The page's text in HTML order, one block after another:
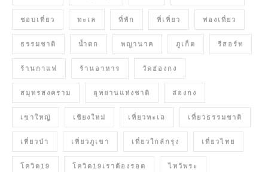
ชอบเที่ยว ทะเล ที่พัก ที่เที่ยว ท่องเที่ยว
ธรรมชาติ น้ำตก พญานาค ภูเก็ต รีสอร์ท
ร้านกาแฟ ร้านอาหาร วัดฮ่องกง
สมุทรสงคราม อุทยานแห่งชาติ ฮ่องกง
เขาใหญ่ เชียงใหม่ เที่ยวทะเล เที่ยวธรรมชาติ
เที่ยวป่า เที่ยวภูเขา เที่ยวใกล้กรุง เที่ยวไทย
โควิด19 โควิด19เราต้องรอด ไหว้พระ